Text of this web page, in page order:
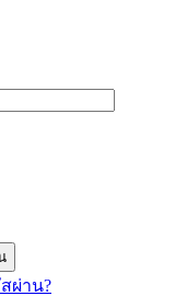
ผ่าน?